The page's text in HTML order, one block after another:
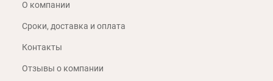
О компании
Сроки, доставка и оплата
Контакты
Отзывы о компании